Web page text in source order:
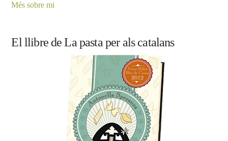
Més sobre mi
El llibre de La pasta per als catalans